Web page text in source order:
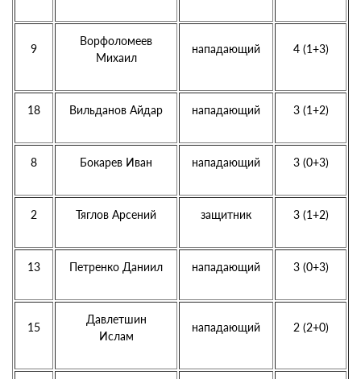
9
Ворфоломеев
Михаил
нападающий 4 (1+3)
18 Вильданов Айдар нападающий 3 (1+2)
8 Бокарев Иван нападающий 3 (0+3)
2 Тяглов Арсений защитник 3 (1+2)
13 Петренко Даниил нападающий 3 (0+3)
15
Давлетшин
Ислам
нападающий 2 (2+0)